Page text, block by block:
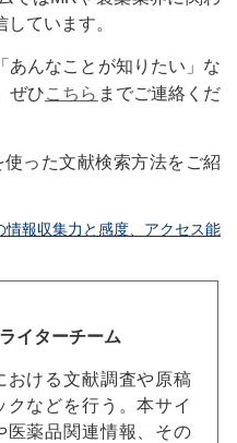
ています。
あんなことが知りたい」な
ぜひこちら までご連絡くだ
った文献検索方法をご紹
報収集力と感度、アクセス能
イターチーム
おける文献調査や原稿
クなどを行う。本サイ
医薬品関連情報、その